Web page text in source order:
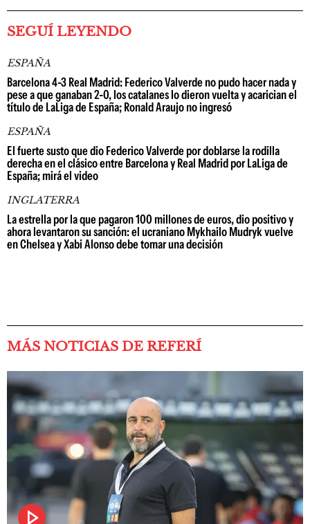
SEGUÍ LEYENDO
ESPAÑA
Barcelona 4-3 Real Madrid: Federico Valverde no pudo hacer nada y
pese a que ganaban 2-0, los catalanes lo dieron vuelta y acarician el
título de LaLiga de España; Ronald Araujo no ingresó
ESPAÑA
El fuerte susto que dio Federico Valverde por doblarse la rodilla
derecha en el clásico entre Barcelona y Real Madrid por LaLiga de
España; mirá el video
INGLATERRA
La estrella por la que pagaron 100 millones de euros, dio positivo y
ahora levantaron su sanción: el ucraniano Mykhailo Mudryk vuelve
en Chelsea y Xabi Alonso debe tomar una decisión
MÁS NOTICIAS DE REFERÍ